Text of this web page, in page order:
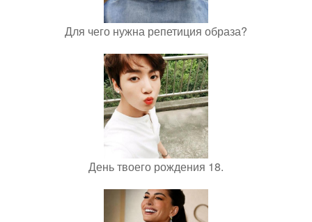
Для чего нужна репетиция образа?
День твоего рождения 18.